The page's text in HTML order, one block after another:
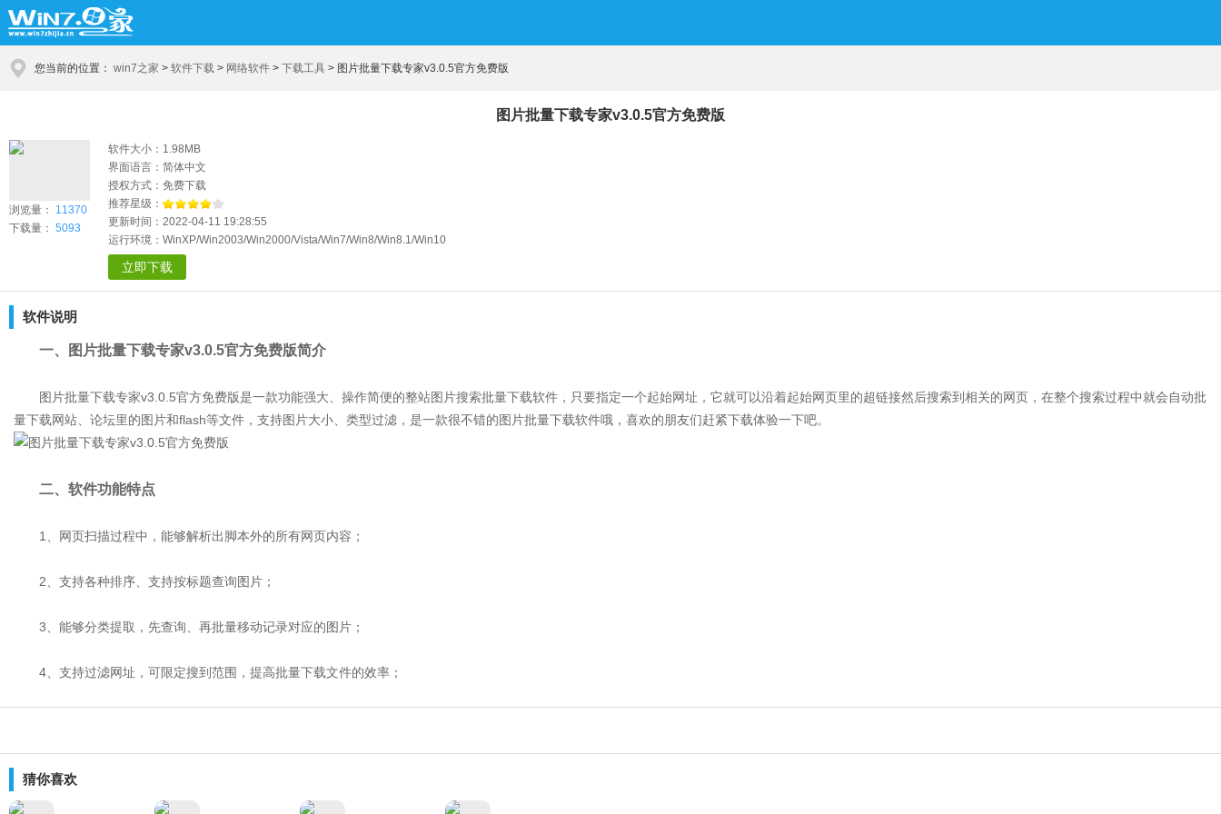
您当前的位置： win7之家 > 软件下载 > 网络软件 > 下载工具 > 图片批量下载专家v3.0.5官方免费版
图片批量下载专家v3.0.5官方免费版
浏览量： 11370
下载量： 5093
软件大小：1.98MB
界面语言：简体中文
授权方式：免费下载
推荐星级：
更新时间：2022-04-11 19:28:55
运行环境：WinXP/Win2003/Win2000/Vista/Win7/Win8/Win8.1/Win10
立即下载
软件说明
一、图片批量下载专家v3.0.5官方免费版简介
图片批量下载专家v3.0.5官方免费版是一款功能强大、操作简便的整站图片搜索批量下载软件，只要指定一个起始网址，它就可以沿着起始网页里的超链接然后搜索到相关的网页，在整个搜索过程中就会自动批
量下载网站、论坛里的图片和flash等文件，支持图片大小、类型过滤，是一款很不错的图片批量下载软件哦，喜欢的朋友们赶紧下载体验一下吧。
二、软件功能特点
1、网页扫描过程中，能够解析出脚本外的所有网页内容；
2、支持各种排序、支持按标题查询图片；
3、能够分类提取，先查询、再批量移动记录对应的图片；
4、支持过滤网址，可限定搜到范围，提高批量下载文件的效率；
猜你喜欢